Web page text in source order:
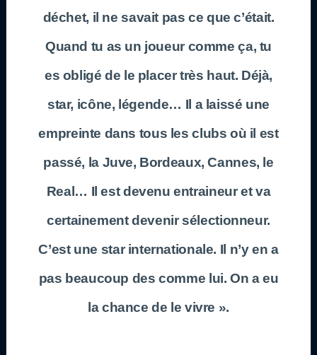
déchet, il ne savait pas ce que c’était.
Quand tu as un joueur comme ça, tu
es obligé de le placer très haut. Déjà,
star, icône, légende… Il a laissé une
empreinte dans tous les clubs où il est
passé, la Juve, Bordeaux, Cannes, le
Real… Il est devenu entraineur et va
certainement devenir sélectionneur.
C’est une star internationale. Il n’y en a
pas beaucoup des comme lui. On a eu
la chance de le vivre ».